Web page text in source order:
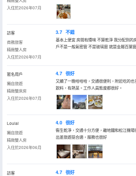
入住於2026年07月
訪客
商務旅客
精緻雙人房
入住於2026年07月
3.7 不錯
基本上便宜 房間有煙味 不算乾淨 我分配到
戶不是一般氣密窗 不是玻璃窗 就是金屬百葉
匿名用戶
獨自旅遊
精緻雙床房
入住於2026年07月
4.7 很好
又續了一晚哈哈哈，交通很便利，附近吃的
飲料，有熱菜。工作人員態度都很好。
Loulai
獨自旅遊
精緻雙人房
入住於2026年06月
4.0 很好
衞生乾淨，交通十分方便，離地鐵和松江機
出差旅遊挺合適，服務也很好
訪客
4.7 很好